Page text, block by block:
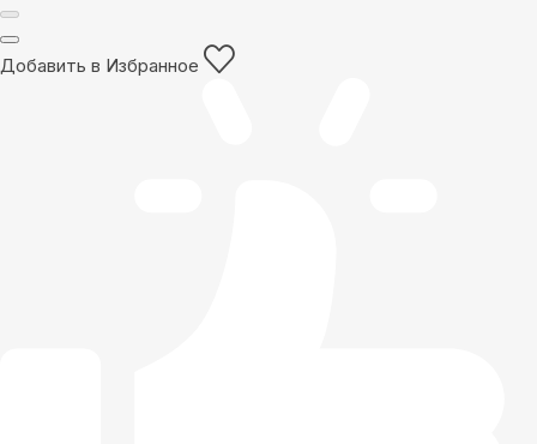
Добавить в Избранное